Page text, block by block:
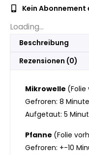
Kein
Loading...
Beschreibung
Rezensionen (0)
Mikrowelle
Gefroren: 8
Aufgetaut: 5
Pfanne (Folie
Gefroren: +-10